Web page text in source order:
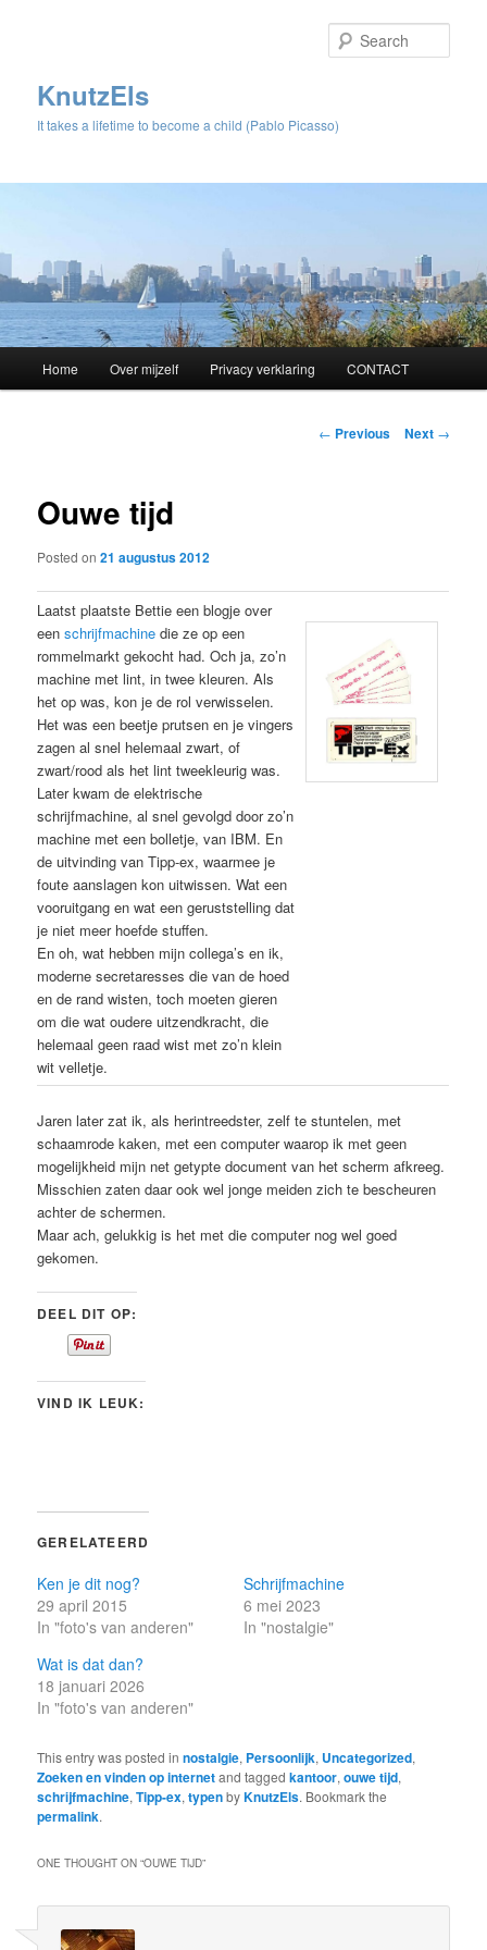
KnutzEls
It takes a lifetime to become a child (Pablo Picasso)
Skip
content
Home Over mijzelf Privacy verklaring CONTACT
Post
← Previous Next →
Ouwe tijd
Posted on21 augustus 2012
Laatst plaatste Bettie een blogje over
eenschrijfmachine die ze op een
rommelmarkt gekocht had. Och ja, zo’n
machine met lint, in twee kleuren. Als
het op was, kon je de rol verwisselen.
Het was een beetje prutsen en je vingers
zagen al snel helemaal zwart, of
zwart/rood als het lint tweekleurig was.
Later kwam de elektrische
schrijfmachine, al snel gevolgd door zo’n
machine met een bolletje, van IBM. En
de uitvinding van Tipp-ex, waarmee je
foute aanslagen kon uitwissen. Wat een
vooruitgang en wat een geruststelling dat
je niet meer hoefde stuffen.
En oh, wat hebben mijn collega’s en ik,
moderne secretaresses die van de hoed
en de rand wisten, toch moeten gieren
om die wat oudere uitzendkracht, die
helemaal geen raad wist met zo’n klein
wit velletje.
Jaren later zat ik, als herintreedster, zelf te stuntelen, met
schaamrode kaken, met een computer waarop ik met geen
mogelijkheid mijn net getypte document van het scherm afkreeg.
Misschien zaten daar ook wel jonge meiden zich te bescheuren
achter de schermen.
Maar ach, gelukkig is het met die computer nog wel goed
gekomen.
DEEL DIT OP:
VIND IK LEUK:
GERELATEERD
Ken je dit nog?
29 april 2015
In "foto's van anderen"
Schrijfmachine
6 mei 2023
In "nostalgie"
Wat is dat dan?
18 januari 2026
In "foto's van anderen"
This entry was posted innostalgie, Persoonlijk, Uncategorized,
Zoeken en vinden op internetand taggedkantoor,ouwe tijd,
schrijfmachine,Tipp-ex,typenbyKnutzEls. Bookmark the
permalink.
ONE THOUGHT ON “OUWE TIJD”